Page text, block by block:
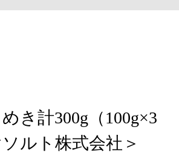
き計300g（100g×3
ルト株式会社＞